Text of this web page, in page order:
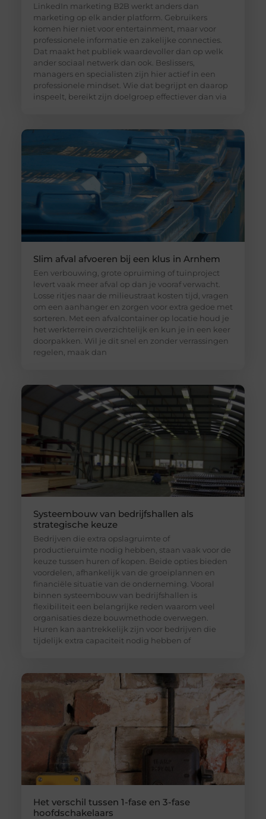
LinkedIn marketing B2B werkt anders dan
marketing op elk ander platform. Gebruikers
komen hier niet voor entertainment, maar voor
professionele informatie en zakelijke connecties.
Dat maakt het publiek waardevoller dan op welk
ander sociaal netwerk dan ook. Beslissers,
managers en specialisten zijn hier actief in een
professionele mindset. Wie dat begrijpt en daarop
inspeelt, bereikt zijn doelgroep effectiever dan via
Slim afval afvoeren bij een klus in Arnhem
Een verbouwing, grote opruiming of tuinproject
levert vaak meer afval op dan je vooraf verwacht.
Losse ritjes naar de milieustraat kosten tijd, vragen
om een aanhanger en zorgen voor extra gedoe met
sorteren. Met een afvalcontainer op locatie houd je
het werkterrein overzichtelijk en kun je in een keer
doorpakken. Wil je dit snel en zonder verrassingen
regelen, maak dan
Systeembouw van bedrijfshallen als
strategische keuze
Bedrijven die extra opslagruimte of
productieruimte nodig hebben, staan vaak voor de
keuze tussen huren of kopen. Beide opties bieden
voordelen, afhankelijk van de groeiplannen en
financiële situatie van de onderneming. Vooral
binnen systeembouw van bedrijfshallen is
flexibiliteit een belangrijke reden waarom veel
organisaties deze bouwmethode overwegen.
Huren kan aantrekkelijk zijn voor bedrijven die
tijdelijk extra capaciteit nodig hebben of
Het verschil tussen 1-fase en 3-fase
hoofdschakelaars